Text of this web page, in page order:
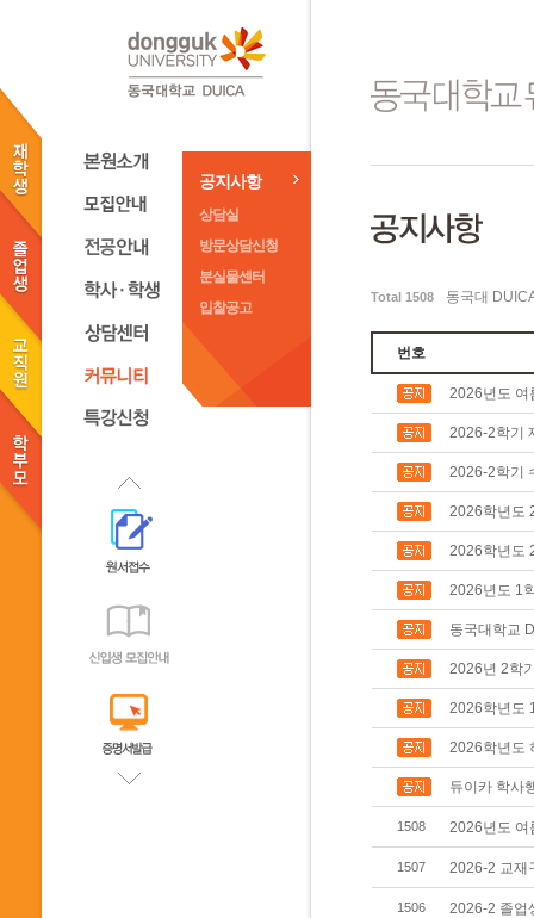
공지사항
상담실
방문상담신청
분실물센터
입찰공고
Total 1508 동국대
번호
2026년도 여
2026-2학기
2026-2학기
2026학년도
2026학년도
2026년도 1
동국대학교
2026년 2학
2026학년도
2026학년도
듀이카 학사
1508 2026년도 여
1507 2026-2 교재
1506 2026-2 졸업